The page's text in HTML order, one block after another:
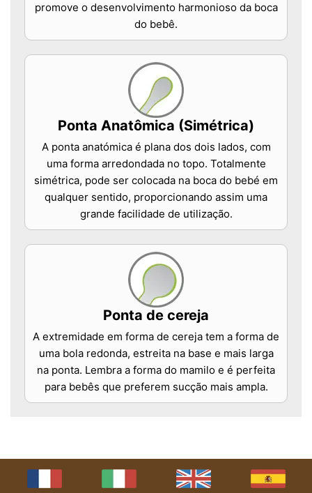
promove o desenvolvimento harmonioso da boca
do bebê.
Ponta Anatômica (Simétrica)
A ponta anatómica é plana dos dois lados, com
uma forma arredondada no topo. Totalmente
simétrica, pode ser colocada na boca do bebé em
qualquer sentido, proporcionando assim uma
grande facilidade de utilização.
Ponta de cereja
A extremidade em forma de cereja tem a forma de
uma bola redonda, estreita na base e mais larga
na ponta. Lembra a forma do mamilo e é perfeita
para bebês que preferem sucção mais ampla.